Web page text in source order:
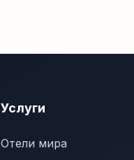
Услуги
Отели мира